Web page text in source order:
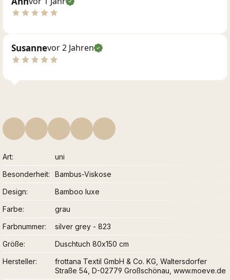
Susannevor 2 Jahren
Art
uni
Besonderheit
Bambus-Viskose
Design
Bamboo luxe
Farbe
grau
Farbnummer
silver grey - 823
Größe
Duschtuch 80x150 cm
Hersteller
frottana Textil GmbH & Co. KG, Waltersdorfer
Straße 54, D-02779 Großschönau, www.moeve.de